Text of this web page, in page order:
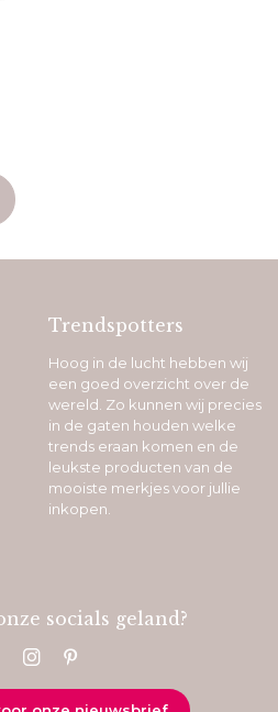
Trendspotters
Hoog in de lucht hebben wij
een goed overzicht over de
wereld. Zo kunnen wij precies
in de gaten houden welke
trends eraan komen en de
leukste producten van de
mooiste merkjes voor jullie
inkopen.
socials geland?